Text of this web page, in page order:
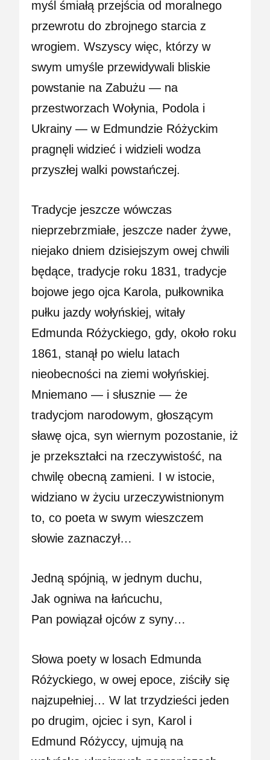
myśl śmiałą przejścia od moralnego
przewrotu do zbrojnego starcia z
wrogiem. Wszyscy więc, którzy w
swym umyśle przewidywali bliskie
powstanie na Zabużu — na
przestworzach Wołynia, Podola i
Ukrainy — w Edmundzie Różyckim
pragnęli widzieć i widzieli wodza
przyszłej walki powstańczej.
Tradycje jeszcze wówczas
nieprzebrzmiałe, jeszcze nader żywe,
niejako dniem dzisiejszym owej chwili
będące, tradycje roku 1831, tradycje
bojowe jego ojca Karola, pułkownika
pułku jazdy wołyńskiej, witały
Edmunda Różyckiego, gdy, około roku
1861, stanął po wielu latach
nieobecności na ziemi wołyńskiej.
Mniemano — i słusznie — że
tradycjom narodowym, głoszącym
sławę ojca, syn wiernym pozostanie, iż
je przekształci na rzeczywistość, na
chwilę obecną zamieni. I w istocie,
widziano w życiu urzeczywistnionym
to, co poeta w swym wieszczem
słowie zaznaczył…
Jedną spójnią, w jednym duchu,
Jak ogniwa na łańcuchu,
Pan powiązał ojców z syny…
Słowa poety w losach Edmunda
Różyckiego, w owej epoce, ziściły się
najzupełniej… W lat trzydzieści jeden
po drugim, ojciec i syn, Karol i
Edmund Różyccy, ujmują na